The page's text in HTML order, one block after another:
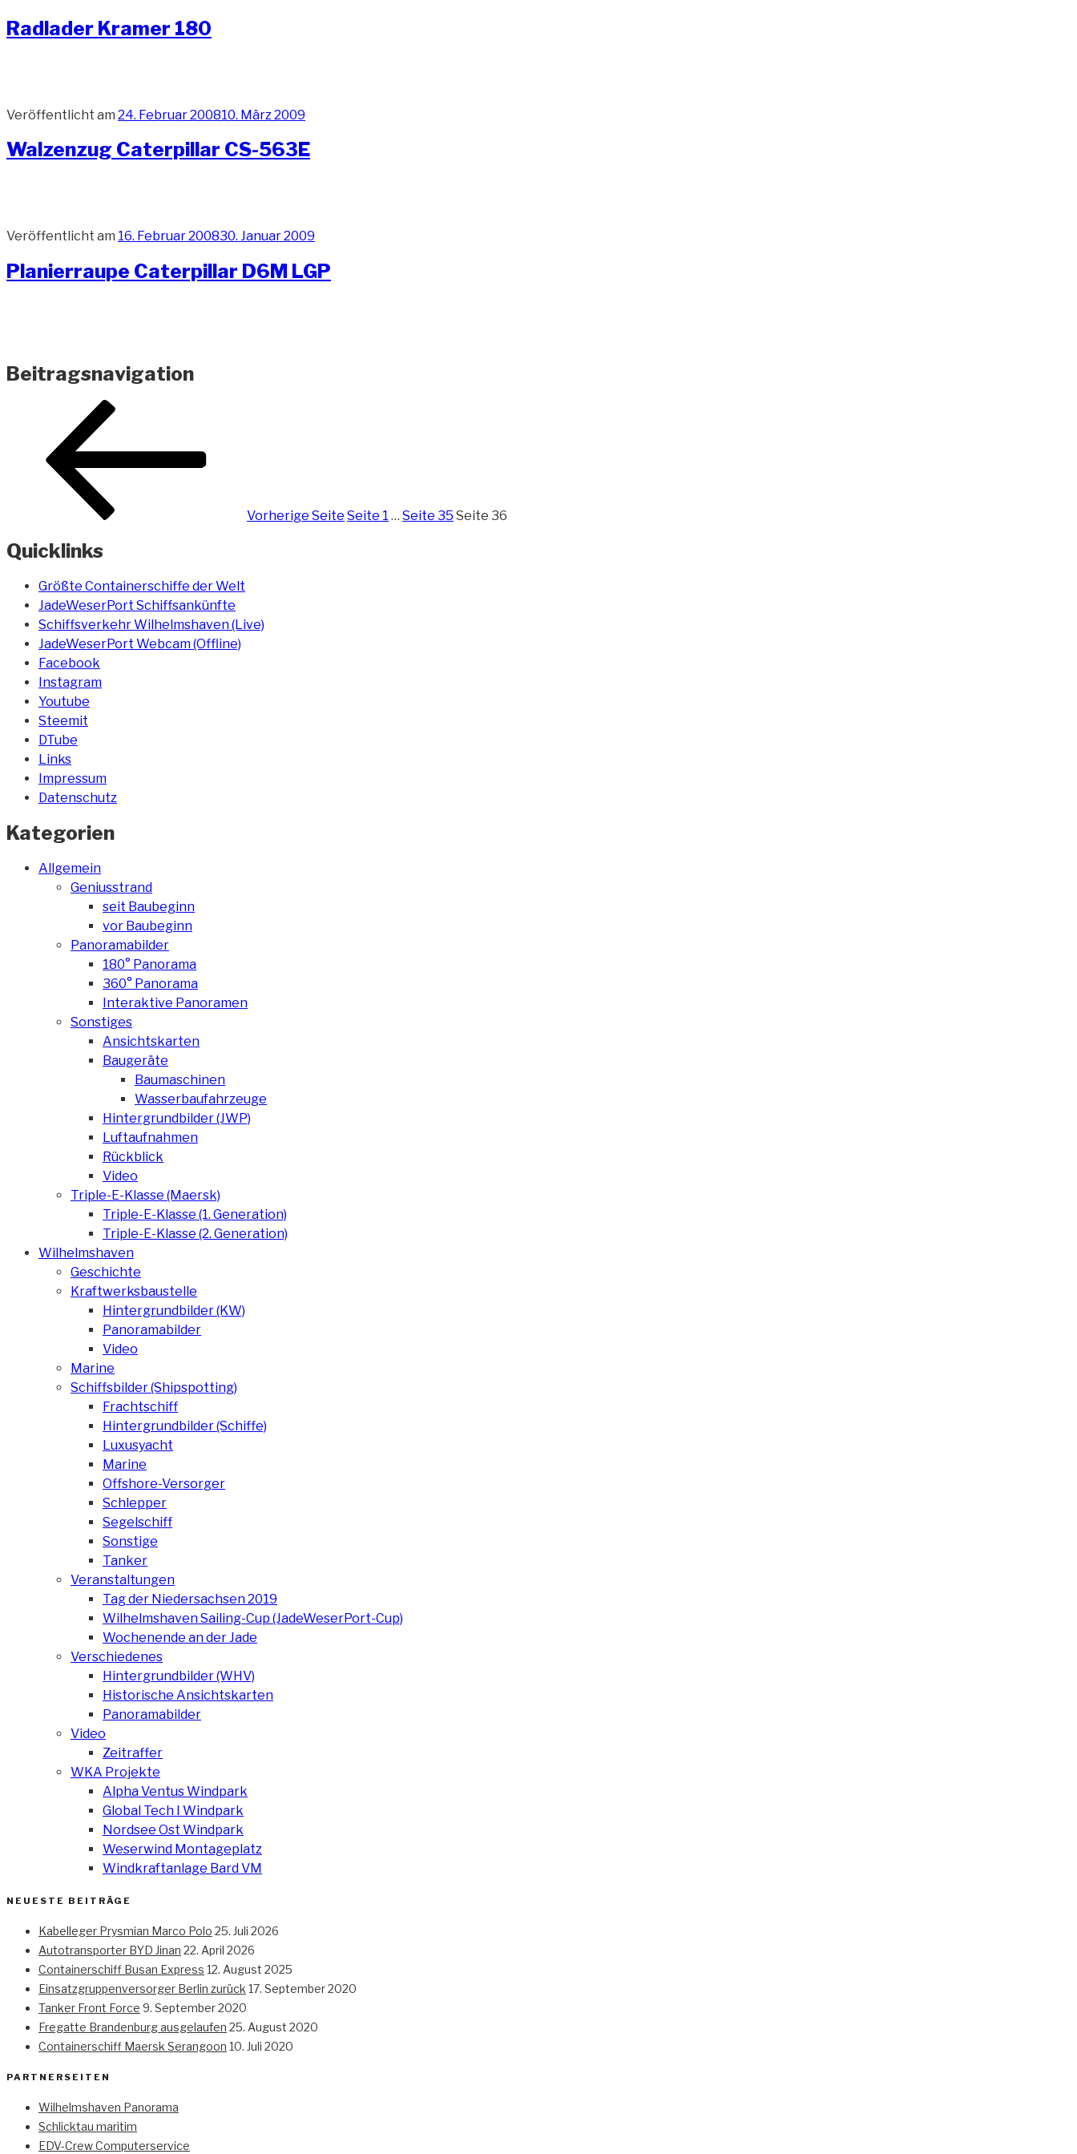
Radlader Kramer 180
Veröffentlicht am 24. Februar 200810. März 2009
Walzenzug Caterpillar CS-563E
Veröffentlicht am 16. Februar 200830. Januar 2009
Planierraupe Caterpillar D6M LGP
Beitragsnavigation
Vorherige Seite Seite 1 … Seite 35 Seite 36
Quicklinks
Größte Containerschiffe der Welt
JadeWeserPort Schiffsankünfte
Schiffsverkehr Wilhelmshaven (Live)
JadeWeserPort Webcam (Offline)
Facebook
Instagram
Youtube
Steemit
DTube
Links
Impressum
Datenschutz
Kategorien
Allgemein
Geniusstrand
seit Baubeginn
vor Baubeginn
Panoramabilder
180° Panorama
360° Panorama
Interaktive Panoramen
Sonstiges
Ansichtskarten
Baugeräte
Baumaschinen
Wasserbaufahrzeuge
Hintergrundbilder (JWP)
Luftaufnahmen
Rückblick
Video
Triple-E-Klasse (Maersk)
Triple-E-Klasse (1. Generation)
Triple-E-Klasse (2. Generation)
Wilhelmshaven
Geschichte
Kraftwerksbaustelle
Hintergrundbilder (KW)
Panoramabilder
Video
Marine
Schiffsbilder (Shipspotting)
Frachtschiff
Hintergrundbilder (Schiffe)
Luxusyacht
Marine
Offshore-Versorger
Schlepper
Segelschiff
Sonstige
Tanker
Veranstaltungen
Tag der Niedersachsen 2019
Wilhelmshaven Sailing-Cup (JadeWeserPort-Cup)
Wochenende an der Jade
Verschiedenes
Hintergrundbilder (WHV)
Historische Ansichtskarten
Panoramabilder
Video
Zeitraffer
WKA Projekte
Alpha Ventus Windpark
Global Tech I Windpark
Nordsee Ost Windpark
Weserwind Montageplatz
Windkraftanlage Bard VM
NEUESTE BEITRÄGE
Kabelleger Prysmian Marco Polo 25. Juli 2026
Autotransporter BYD Jinan 22. April 2026
Containerschiff Busan Express 12. August 2025
Einsatzgruppenversorger Berlin zurück 17. September 2020
Tanker Front Force 9. September 2020
Fregatte Brandenburg ausgelaufen 25. August 2020
Containerschiff Maersk Serangoon 10. Juli 2020
PARTNERSEITEN
Wilhelmshaven Panorama
Schlicktau maritim
EDV-Crew Computerservice